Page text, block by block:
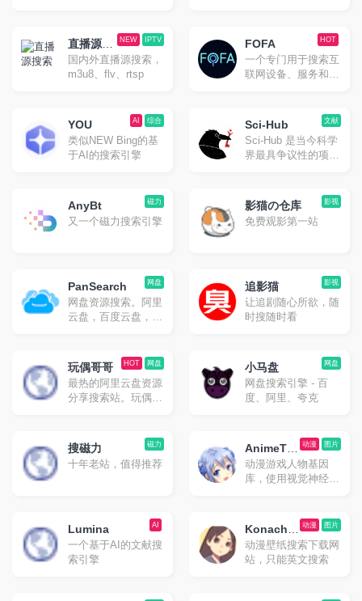
IPTV
NEW
直播源搜
索
国内外直播源搜索，
m3u8、flv、rtsp
HOT
FOFA
一个专门用于搜索互
联网设备、服务和网
综合
AI
YOU
类似NEW Bing的基
于AI的搜索引擎
文献
Sci-Hub
Sci-Hub 是当今科学
界最具争议性的项
制地 提供所有科学
知识。
磁力
AnyBt
又一个磁力搜索引擎
影视
影猫の仓库
免费观影第一站
网盘
PanSearch
网盘资源搜索。阿里
云盘，百度云盘，夸
影视
追影猫
让追剧随心所欲，随
时搜随时看
网盘
HOT
玩偶哥哥
最热的阿里云盘资源
分享搜索站。玩偶哥
网盘
小马盘
网盘搜索引擎 - 百
度、阿里、夸克
磁力
搜磁力
十年老站，值得推荐
图片
动漫
AnimeTra
ce
动漫游戏人物基因
库，使用视觉神经网
AI
Lumina
一个基于AI的文献搜
索引擎
图片
动漫
Konacha
n
动漫壁纸搜索下载网
站，只能英文搜索